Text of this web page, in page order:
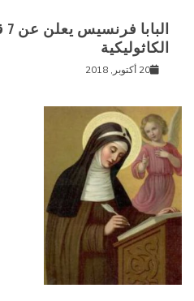
الكاثوليكية
20 أكتوبر, 2018